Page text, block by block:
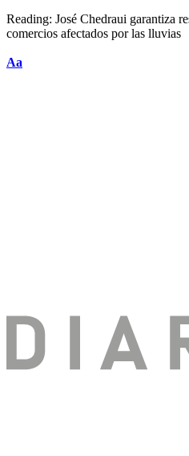
Reading: José Chedraui garantiza
comercios afectados por las lluvias
Aa